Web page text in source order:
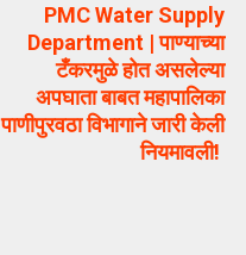
PMC Water Supply
Department | पाण्याच्या
टँकरमुळे होत असलेल्या
अपघाता बाबत महापालिका
पाणीपुरवठा विभागाने जारी केली
नियमावली!